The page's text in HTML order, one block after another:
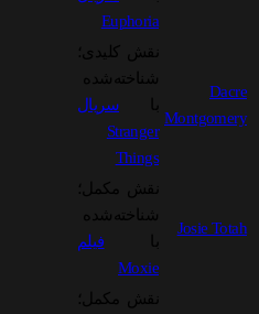
Euphoria
Dacre
Montgomery
نقش کلیدی؛
شناخته‌شده
سریال
Stranger
Things
Josie Totah
نقش مکمل؛
شناخته‌شده
فیلم
Moxie
نقش مکمل؛